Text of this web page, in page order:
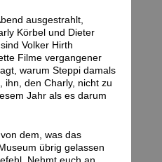
ausgestrahlt,
Körbel und Dieter
Volker Hirth
Filme vergangener
warum Steppi damals
ihn, den Charly, nicht zu
Jahr als es darum
dem, was das
übrig gelassen